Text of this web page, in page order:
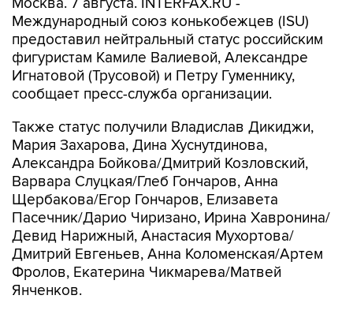
Москва. 7 августа. INTERFAX.RU -
Международный союз конькобежцев (ISU)
предоставил нейтральный статус российским
фигуристам Камиле Валиевой, Александре
Игнатовой (Трусовой) и Петру Гуменнику,
сообщает пресс-служба организации.
Также статус получили Владислав Дикиджи,
Мария Захарова, Дина Хуснутдинова,
Александра Бойкова/Дмитрий Козловский,
Варвара Слуцкая/Глеб Гончаров, Анна
Щербакова/Егор Гончаров, Елизавета
Пасечник/Дарио Чиризано, Ирина Хавронина/
Девид Нарижный, Анастасия Мухортова/
Дмитрий Евгеньев, Анна Коломенская/Артем
Фролов, Екатерина Чикмарева/Матвей
Янченков.